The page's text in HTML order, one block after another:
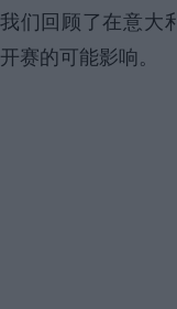
我们回顾了在意大
开赛的可能影响。